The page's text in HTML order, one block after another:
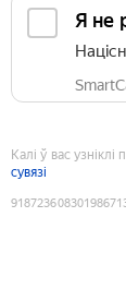
Я не
Калі ў вас
сувязі